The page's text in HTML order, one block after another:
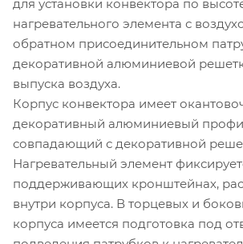
для установки конвектора по
нагревательного элемента с
обратном присоединительном
декоративной алюминиевой
выпуска воздуха.
Корпус конвектора имеет
декоративный алюминиевый
совпадающий с декоративной
Нагревательный элемент
поддерживающих кронштейнах,
внутри корпуса. В торцевых и
корпуса имеется подготовка под